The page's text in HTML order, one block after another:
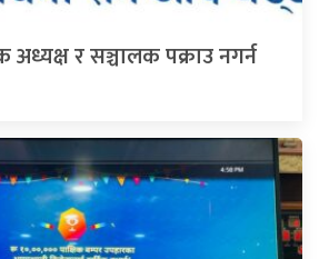
र सञ्चालक पक्राउ नगर्न